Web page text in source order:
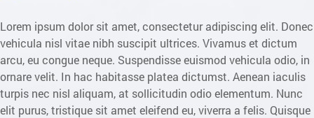
Lorem ipsum dolor sit amet, consectetur adipiscing elit. Donec
vehicula nisl vitae nibh suscipit ultrices. Vivamus et dictum
arcu, eu congue neque. Suspendisse euismod vehicula odio, in
ornare velit. In hac habitasse platea dictumst. Aenean iaculis
turpis nec nisl aliquam, at sollicitudin odio elementum. Nunc
elit purus, tristique sit amet eleifend eu, viverra a felis. Quisque